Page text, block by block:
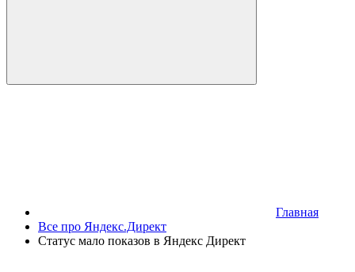
Главная
Все про Яндекс.Директ
Статус мало показов в Яндекс Директ